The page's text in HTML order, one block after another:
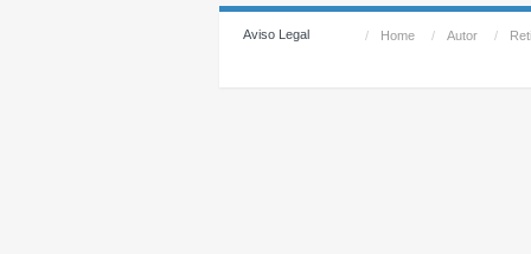
Aviso Legal / Home / Autor /